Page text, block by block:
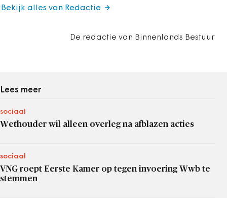
De redactie van Binnenlands Bestuur
Bekijk alles van Redactie
Lees meer
sociaal
Wethouder wil alleen overleg na afblazen acties
sociaal
VNG roept Eerste Kamer op tegen invoering Wwb te
stemmen